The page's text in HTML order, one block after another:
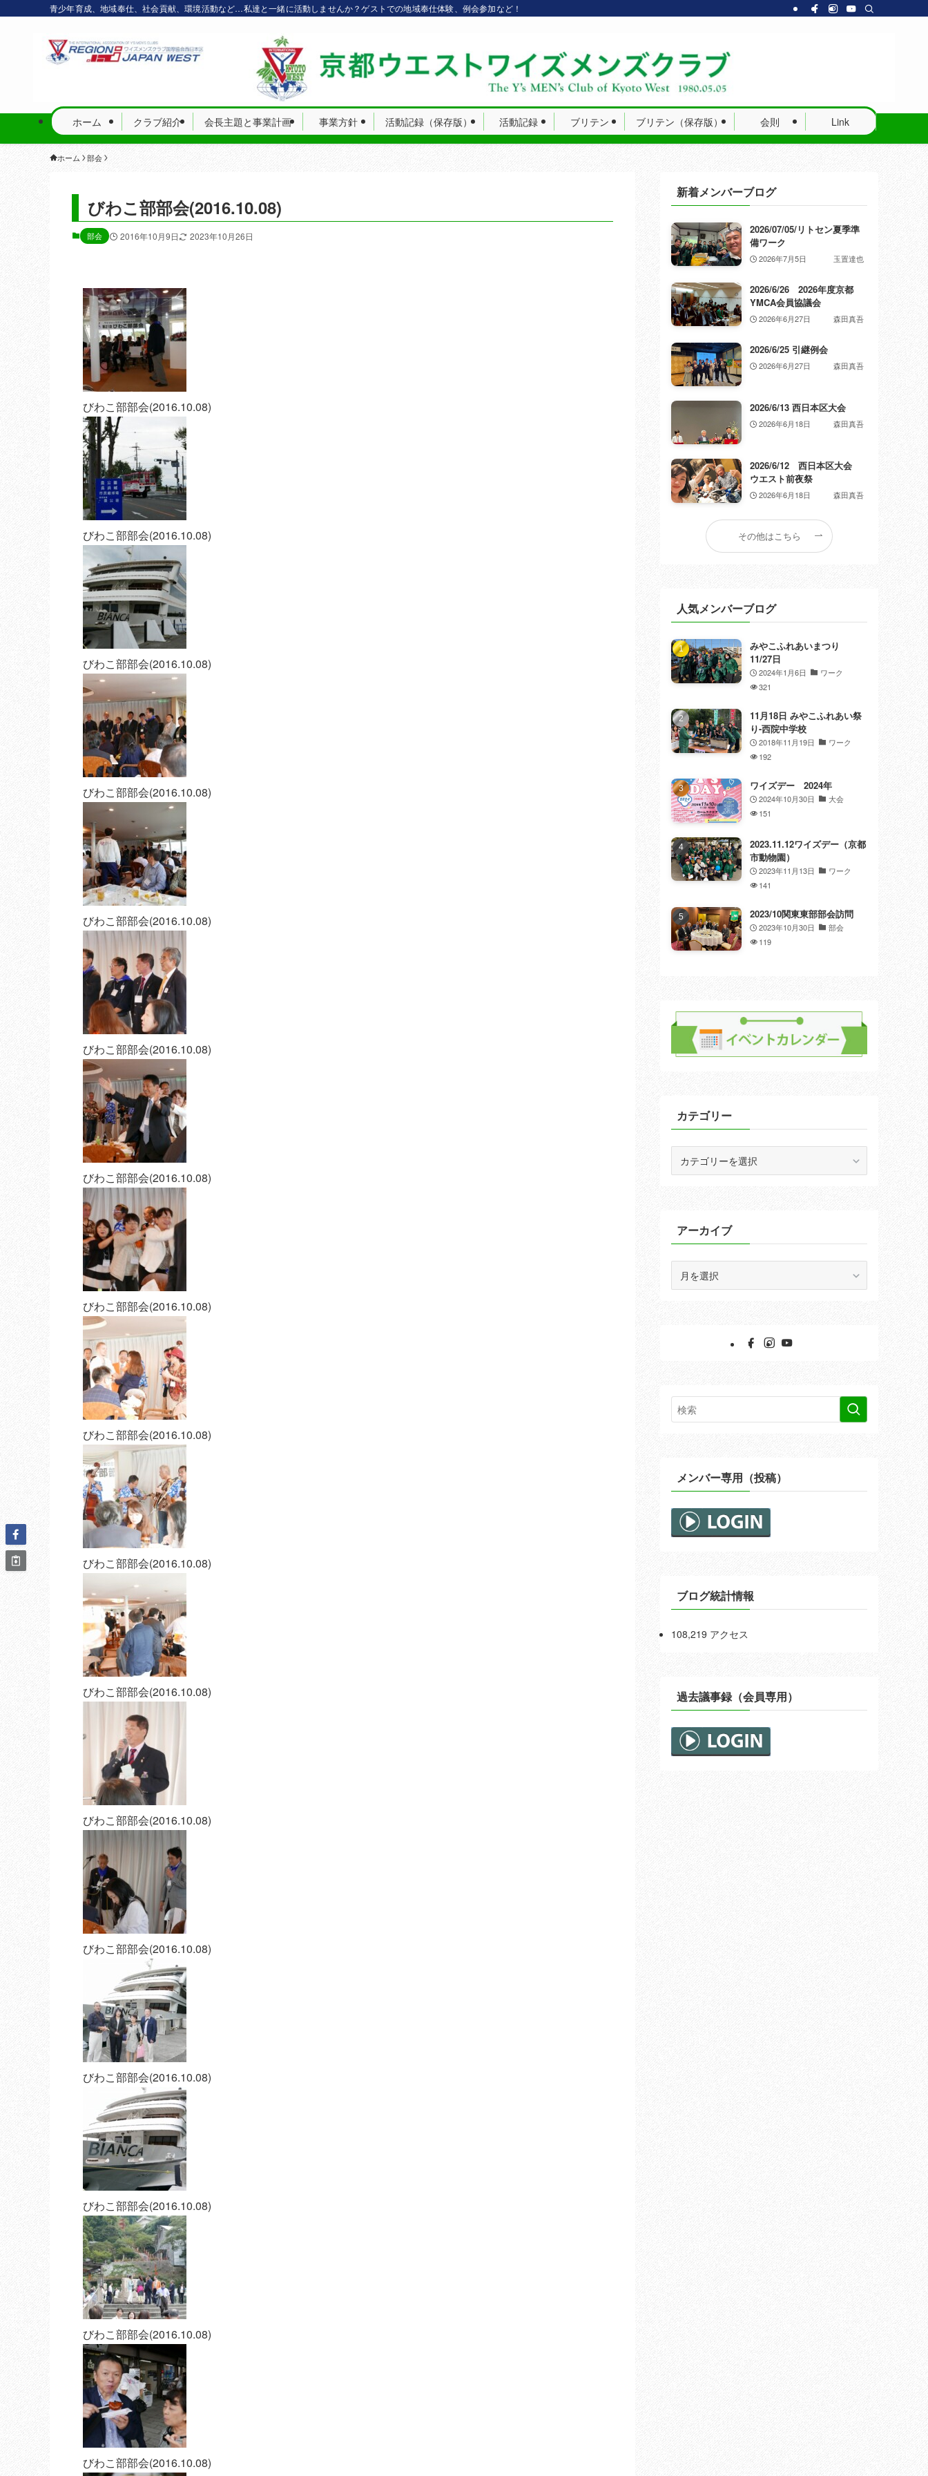
青少年育成、地域奉仕、社会貢献、環境活動など…私達と一緒に活動しませんか？ゲストでの地域奉仕体験、例会参加など！
ホーム クラブ紹介 会長主題と事業計画 事業方針 活動記録（保存版） 活動記録 ブリテン ブリテン（保存版） 会則 Link
ホーム 部会
びわこ部部会(2016.10.08)
部会 2016年10月9日 2023年10月26日
びわこ部部会(2016.10.08)
びわこ部部会(2016.10.08)
びわこ部部会(2016.10.08)
びわこ部部会(2016.10.08)
びわこ部部会(2016.10.08)
びわこ部部会(2016.10.08)
びわこ部部会(2016.10.08)
びわこ部部会(2016.10.08)
びわこ部部会(2016.10.08)
びわこ部部会(2016.10.08)
びわこ部部会(2016.10.08)
びわこ部部会(2016.10.08)
びわこ部部会(2016.10.08)
びわこ部部会(2016.10.08)
びわこ部部会(2016.10.08)
びわこ部部会(2016.10.08)
びわこ部部会(2016.10.08)
新着メンバーブログ
2026/07/05/リトセン夏季準
備ワーク
2026年7月5日 玉置達也
2026/6/26 2026年度京都
YMCA会員協議会
2026年6月27日 森田真吾
2026/6/25 引継例会
2026年6月27日 森田真吾
2026/6/13 西日本区大会
2026年6月18日 森田真吾
2026/6/12 西日本区大会
ウエスト前夜祭
2026年6月18日 森田真吾
その他はこちら
人気メンバーブログ
みやこふれあいまつり
11/27日
2024年1月6日
ワーク
321
11月18日 みやこふれあい祭
り-西院中学校
2018年11月19日
ワーク
192
ワイズデー 2024年
2024年10月30日
大会
151
2023.11.12ワイズデー（京都
市動物園）
2023年11月13日
ワーク
141
2023/10関東東部部会訪問
2023年10月30日
部会
119
カテゴリー
アーカイブ
メンバー専用（投稿）
ブログ統計情報
108,219 アクセス
過去議事録（会員専用）